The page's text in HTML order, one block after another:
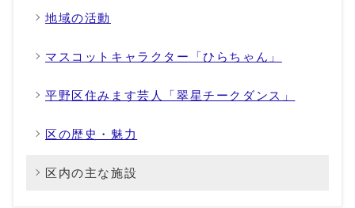
地域の活動
マスコットキャラクター「ひらちゃん」
平野区住みます芸人「翠星チークダンス」
区の歴史・魅力
区内の主な施設